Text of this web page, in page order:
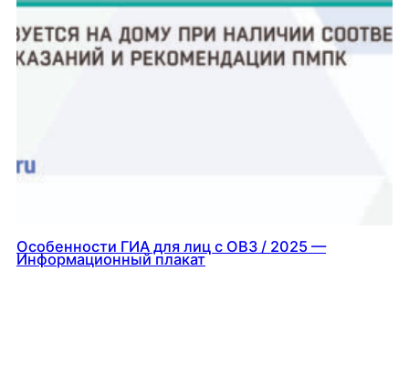
Особенности ГИА для лиц с ОВЗ / 2025 —
Информационный плакат